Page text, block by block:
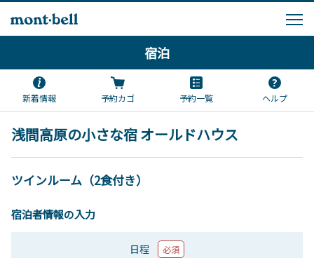
宿泊
新着情報 予約カゴ 予約一覧 ヘルプ
浅間高原の小さな宿 オールドハウス
ツインルーム（2食付き）
宿泊者情報の入力
日程 必須